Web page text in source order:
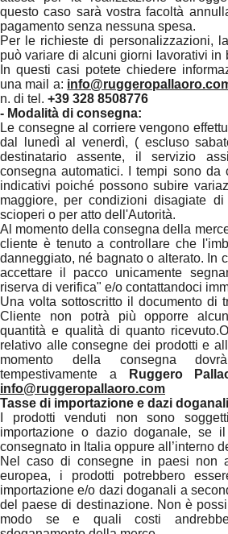
questo caso sarà vostra facoltà
pagamento senza nessuna spesa.
Per le richieste di personalizzazioni,
può variare di alcuni giorni lavorativi in
In questi casi potete chiedere
una mail a:
n. di tel. +39 328 8508776
- Modalità di consegna:
Le consegne al corriere vengono
dal lunedì al venerdì, ( escluso
destinatario assente, il servizio
consegna automatici. I tempi sono da
indicativi poiché possono subire
maggiore, per condizioni disagiate
scioperi o per atto dell'Autorità.
Al momento della consegna della
cliente è tenuto a controllare che
danneggiato, né bagnato o alterato. In
accettare il pacco unicamente
riserva di verifica" e/o contattandoci
Una volta sottoscritto il documento di
Cliente non potrà più opporre
quantità e qualità di quanto
relativo alle consegne dei prodotti e
momento della consegna
tempestivamente a Ruggero
info@ruggeropallaoro.com
Tasse di importazione e dazi doganali
I prodotti venduti non sono
importazione o dazio doganale, se
consegnato in Italia oppure all’interno
Nel caso di consegne in paesi non
europea, i prodotti potrebbero
importazione e/o dazi doganali a
del paese di destinazione. Non è
modo se e quali costi